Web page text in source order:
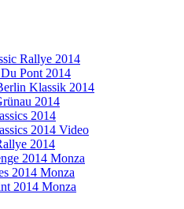
Rallye 2014
Pont 2014
Klassik 2014
2014
2014
2014 Video
2014
2014 Monza
2014 Monza
2014 Monza